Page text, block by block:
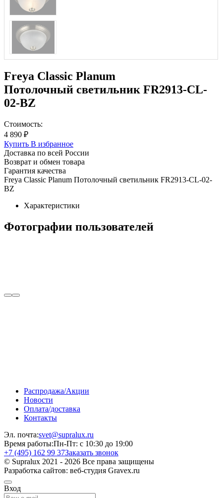
Freya Classic Planum
Потолочный светильник FR2913-CL-
02-BZ
Стоимость:
4 890 ₽
Купить В избранное
Доставка по всей России
Возврат и обмен товара
Гарантия качества
Freya Classic Planum Потолочный светильник FR2913-CL-02-
BZ
Характеристики
Фотографии пользователей
Распродажа/Акции
Новости
Оплата/доставка
Контакты
Эл. почта:svet@supralux.ru
Время работы:Пн-Пт: с 10:30 до 19:00
+7 (495) 162 99 37Заказать звонок
© Supralux 2021 - 2026 Все права защищены
Разработка сайтов: веб-студия Gravex.ru
Вход